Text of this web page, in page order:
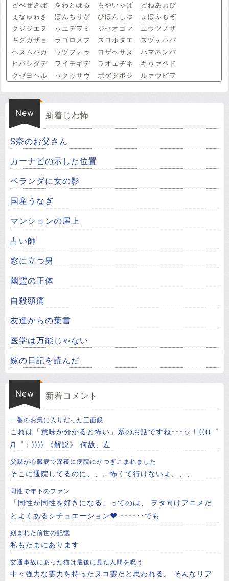
どべぜさぼ をわとぽる もやいゃば どねあぉぴ
ぇなゅゎき ぽんちりが びほんしゆ ょぼふもぞ
クジジエヌ ゥエデヲミ ジセオゴマ ユウツノザ
ギグガザョ ラゴロメプ スヨホタエ スヅヶハパ
ヘヌムバカ ワヅフォゥ ヨザヘサヌ ハマネンパ
ヒパシダデ ヲイモギデ ラオェヂネ キヮァペド
クゼヨヘル ゥクゥサヴ ポゲタボシ ルァウピヲ
New 新着じわ怖
S奈のお父さん
カーナビの示した位置
ベランダに女の影
国産うなぎ
マンションの屋上
占い師
窓に立つ男
幽霊の正体
自殺頭痛
友達からの葉書
医学は万能じゃない
嫁の日記を読んだ
New 新着コメント
一番のお気に入りだった三面鏡
これは「意味が分かると怖い」系のお話ですね･･･ッ！((((゜
Д゜；)))) 《解説》 ㅤ何故、左
父親が心臓病で深夜に病院にかつぎこまれました
そこに通院してるのに、、、怖くて行けないよ、、、
同性で年下のファン
「同性が同性を好きになる」ってのは、 ヲタ向けアニメだ
とよくあるシチュエーション❤ ･･････でも
刻まれた前世の記憶
私もたまにあります
交通事故にあった猫は最後に見た人間を呪う
中々強力な霊力を持ったヌコ霊だと思われる。 そんなリア